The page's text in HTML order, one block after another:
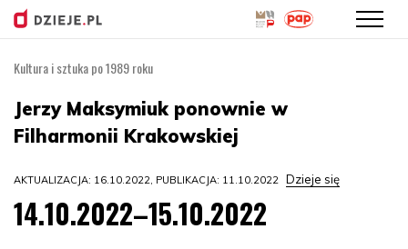
treści
Kultura i sztuka po 1989 roku
Jerzy Maksymiuk ponownie w
Filharmonii Krakowskiej
AKTUALIZACJA: 16.10.2022, PUBLIKACJA: 11.10.2022 Dzieje się
14.10.2022–15.10.2022